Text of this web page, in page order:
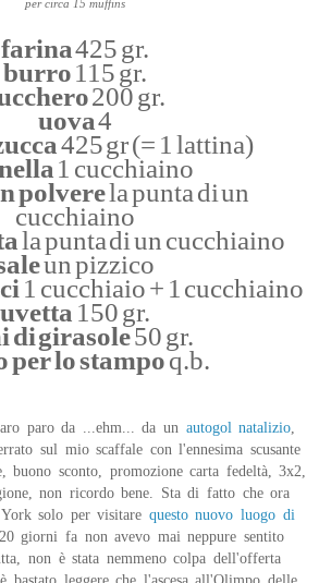
per circa 15 muffins
farina425 gr.
burro115 gr.
200 gr.
uova4
425 gr (= 1 lattina)
1 cucchiaino
polverela punta di un
cucchiaino
la punta di un cucchiaino
un pizzico
1 cucchiaio + 1 cucchiaino
uvetta 150 gr.
di girasole50 gr.
per lo stampoq.b.
paro da ...ehm... da un autogol natalizio
sul mio scaffale con l'ennesima scusante
buono sconto, promozione carta fedeltà, 3x2,
non ricordo bene. Sta di fatto che ora
solo per visitare questo nuovo luogo di
giorni fa non avevo mai neppure sentito
non è stata nemmeno colpa dell'offerta